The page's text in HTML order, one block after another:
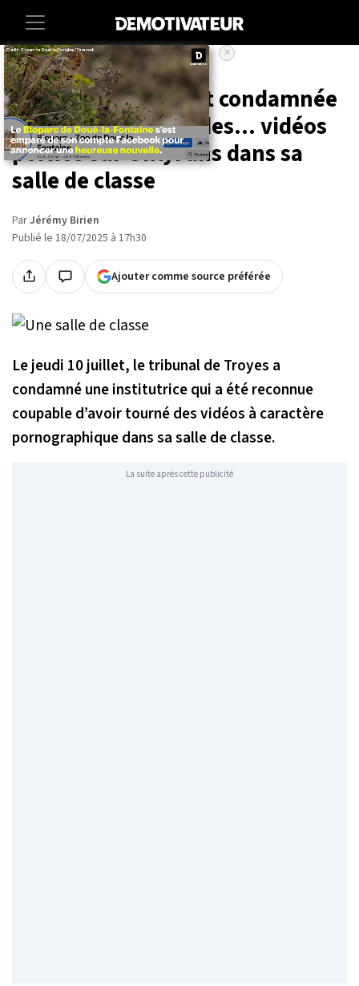
Accueil Societe
Institutrice, elle est condamnée
pour avoir tourné des... vidéos
pornos sur OnlyFans dans sa
salle de classe
ParJérémy Birien
Publié le 18/07/2025 à 17h30
Ajouter comme source préférée
Le jeudi 10 juillet, le tribunal de Troyes a
condamné une institutrice qui a été reconnue
coupable d’avoir tourné des vidéos à caractère
pornographique dans sa salle de classe.
La suite après cette publicité
×